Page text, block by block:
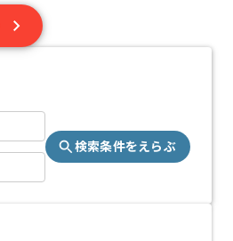
検索条件をえらぶ